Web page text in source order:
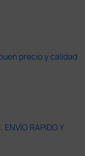
precio y calidad
RÁPIDO Y